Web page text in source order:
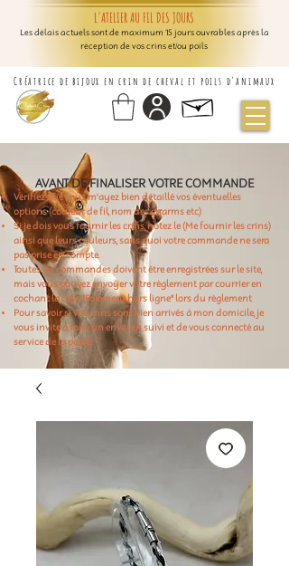
L'ATELIER AU FIL DES JOURS
Les délais actuels sont de maximum 15 jours ouvrables après la
réception de vos crins et/ou poils
Créatrice de bijoux en crin de cheval et poils d'animaux
AVANT DE FINALISER VOTRE COMMANDE
Vérifiez que vous m'ayez bien détaillé vos éventuelles
options (couleur de fil, nom des charms etc)
Si je dois vous fournir les crins, notez le (Me fournir les crins)
ainsi que leurs couleurs, sans quoi votre commande ne sera
pas prise en compte.
Toutes les commandes doivent être enregistrées sur le site,
mais vous pouvez envoyer votre règlement par courrier en
cochant la case "Paiement hors ligne" lors du règlement
Pour savoir si vos crins sont bien arrivés à mon domicile, je
vous invite à faire un envoi en suivi et de vous connecté au
service de la poste.